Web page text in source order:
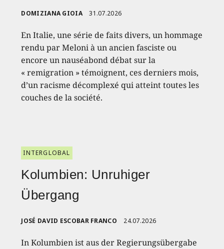
DOMIZIANA GIOIA 31.07.2026
En Italie, une série de faits divers, un hommage
rendu par Meloni à un ancien fasciste ou
encore un nauséabond débat sur la
« remigration » témoignent, ces derniers mois,
d’un racisme décomplexé qui atteint toutes les
couches de la société.
INTERGLOBAL
Kolumbien: Unruhiger
Übergang
JOSÉ DAVID ESCOBAR FRANCO 24.07.2026
In Kolumbien ist aus der Regierungsübergabe